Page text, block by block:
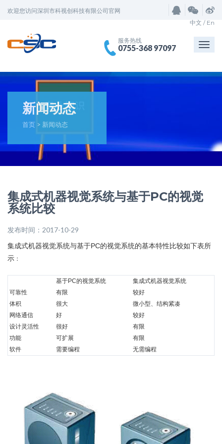
欢迎您访问深圳市科视创科技有限公司官网
中文 / En
服务热线
0755-368 97097
新闻动态
首页 > 新闻动态
集成式机器视觉系统与基于PC的视觉
系统比较
发布时间：2017-10-29
集成式机器视觉系统与基于PC的视觉系统的基本特性比较如下表所
示 ：
基于PC的视觉系统
集成式机器视觉系统
可靠性
有限
较好
体积
很大
微小型、结构紧凑
网络通信
好
较好
设计灵活性
很好
有限
功能
可扩展
有限
软件
需要编程 无需编程